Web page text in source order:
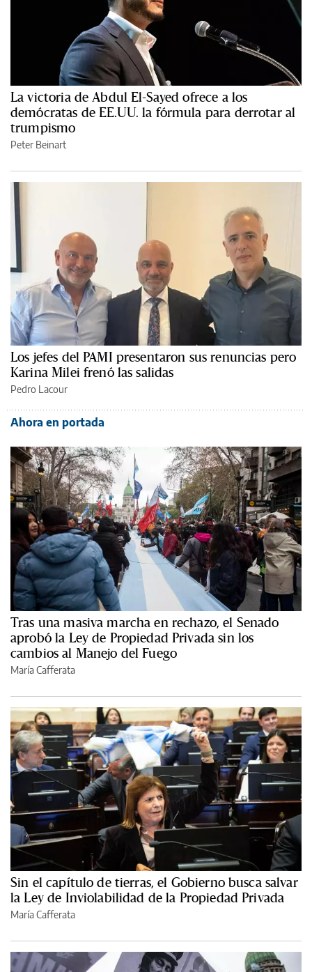
La victoria de Abdul El-Sayed ofrece a los
demócratas de EE.UU. la fórmula para derrotar al
trumpismo
Peter Beinart
Los jefes del PAMI presentaron sus renuncias pero
Karina Milei frenó las salidas
Pedro Lacour
Ahora en portada
Tras una masiva marcha en rechazo, el Senado
aprobó la Ley de Propiedad Privada sin los
cambios al Manejo del Fuego
María Cafferata
Sin el capítulo de tierras, el Gobierno busca salvar
la Ley de Inviolabilidad de la Propiedad Privada
María Cafferata